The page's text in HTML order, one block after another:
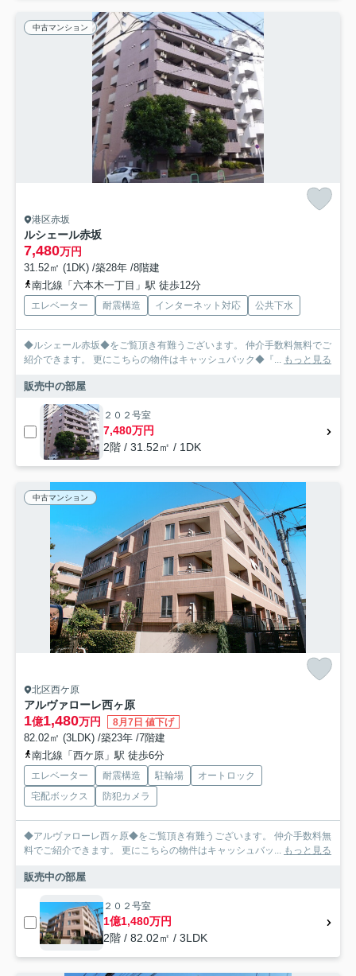
中古マンション
港区赤坂
ルシェール赤坂
7,480万円
31.52㎡ (1DK) /築28年 /8階建
南北線「六本木一丁目」駅 徒歩12分
エレベーター 耐震構造 インターネット対応 公共下水
◆ルシェール赤坂◆をご覧頂き有難うございます。 仲介手数料無料でご
紹介できます。 更にこちらの物件はキャッシュバック◆『... もっと見る
販売中の部屋
２０２号室
7,480万円
2階 / 31.52㎡ / 1DK
中古マンション
北区西ケ原
アルヴァローレ西ヶ原
1億1,480万円 8月7日 値下げ
82.02㎡ (3LDK) /築23年 /7階建
南北線「西ケ原」駅 徒歩6分
エレベーター 耐震構造 駐輪場
オートロック
宅配ボックス
防犯カメラ
◆アルヴァローレ西ヶ原◆をご覧頂き有難うございます。 仲介手数料無
料でご紹介できます。 更にこちらの物件はキャッシュバッ... もっと見る
販売中の部屋
２０２号室
1億1,480万円
2階 / 82.02㎡ / 3LDK